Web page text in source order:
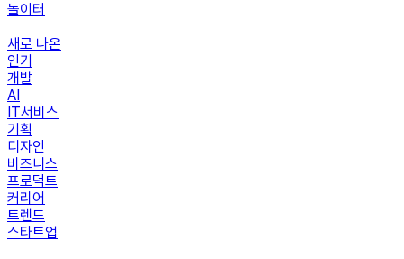
놀이터
새로 나온
인기
개발
AI
IT서비스
기획
디자인
비즈니스
프로덕트
커리어
트렌드
스타트업